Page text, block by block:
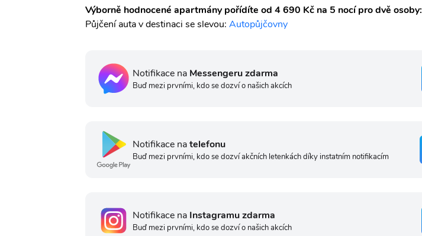
Výborně hodnocené apartmány pořídíte od 4 690 Kč na 5 nocí pro dvě osoby:
Půjčení auta v destinaci se slevou: Autopůjčovny
Notifikace na Messengeru zdarma
Buď mezi prvními, kdo se dozví o našich akcích
Notifikace natelefonu
Buď mezi prvními, kdo se dozví akčních letenkách díky instatním notifikacím
Notifikace na Instagramu zdarma
Buď mezi prvními, kdo se dozví o našich akcích